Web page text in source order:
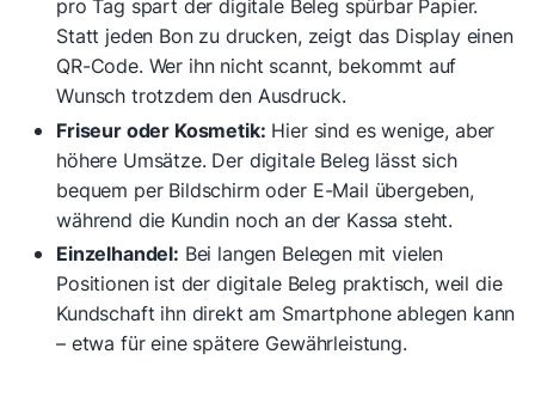
pro Tag spart der digitale Beleg spürbar Papier.
Statt jeden Bon zu drucken, zeigt das Display einen
QR-Code. Wer ihn nicht scannt, bekommt auf
Wunsch trotzdem den Ausdruck.
Friseur oder Kosmetik: Hier sind es wenige, aber
höhere Umsätze. Der digitale Beleg lässt sich
bequem per Bildschirm oder E-Mail übergeben,
während die Kundin noch an der Kassa steht.
Einzelhandel: Bei langen Belegen mit vielen
Positionen ist der digitale Beleg praktisch, weil die
Kundschaft ihn direkt am Smartphone ablegen kann
– etwa für eine spätere Gewährleistung.